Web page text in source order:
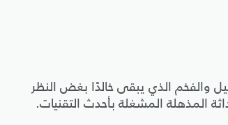
بتصميمها الجميل والفخم الذي يبقى خالدًا بغض النظر
المذهلة المشغلة بأحدث التقنيات.